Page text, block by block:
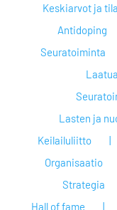
Keskiarvot ja
Antidoping
Seuratoiminta
Lasten ja
Keilailuliitto
Organisaatio
Strategia
Hall of fame